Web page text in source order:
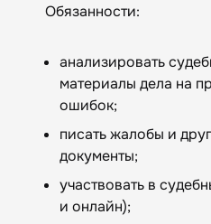
Обязанности:
анализировать
материалы дела на
ошибок;
писать жалобы и
документы;
участвовать в
и онлайн);